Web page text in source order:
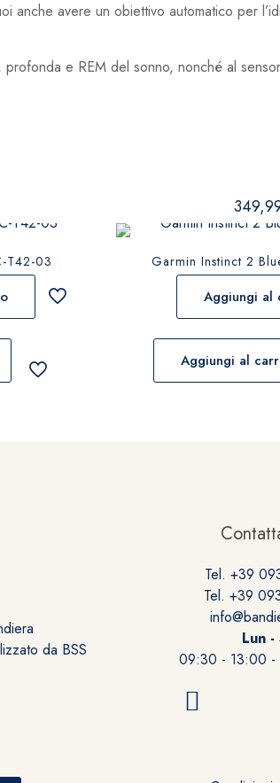
anche avere un obiettivo automatico per
e REM del sonno, nonché al
T42-03 Garmin Instinct 2
Aggiungi al
Aggiungi al
da BSS
Tel. +39
Tel. +39
Lun -
09:30 - 13:00